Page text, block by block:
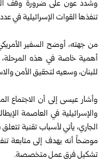
وشدد عون على ضرورة وقف
تنفذها القوات الإسرائيلية في
من جهته، أوضح السفير
أهمية خاصة في هذه المرحلة،
للبنان، وسعيه لتحقيق الأمن
وأشار عيسى إلى أن الاجتماع
الجاري، يأتي لأسباب تقنية
موضحاً أنه يهدف إلى متابعة
تشكيل فرق عمل متخصصة.